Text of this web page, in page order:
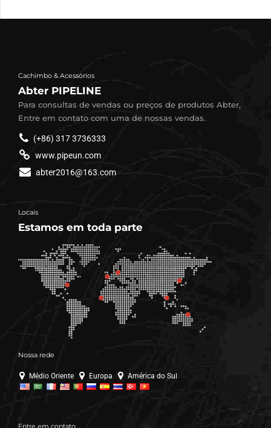
Cachimbo & Acessórios
Abter PIPELINE
Para consultas de vendas ou preços de produtos Abter,
Entre em contato com uma de nossas vendas.
(+86) 317 3736333
www.pipeun.com
abter2016@163.com
Locais
Estamos em toda parte
Nossa rede
Médio Oriente Europa América do Sul